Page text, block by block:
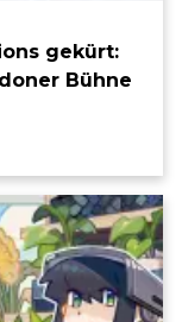
gekürt:
Bühne